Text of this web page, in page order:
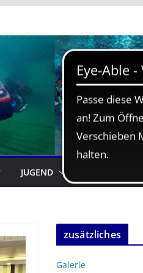
JUGEND
zusätzliches
Galerie